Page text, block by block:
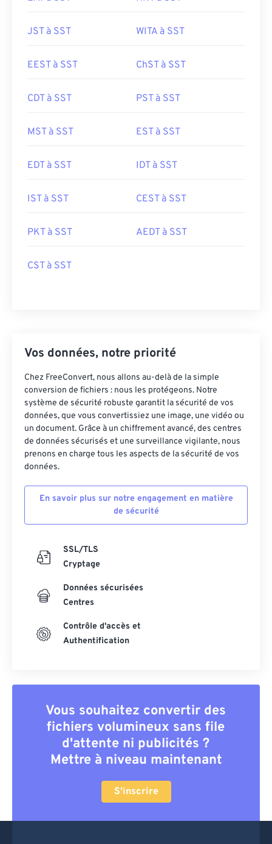
JST à SST WITA à SST
EEST à SST ChST à SST
CDT à SST PST à SST
MST à SST EST à SST
EDT à SST IDT à SST
IST à SST CEST à SST
PKT à SST AEDT à SST
CST à SST
Vos données, notre priorité
Chez FreeConvert, nous allons au-delà de la simple
conversion de fichiers : nous les protégeons. Notre
système de sécurité robuste garantit la sécurité de vos
données, que vous convertissiez une image, une vidéo ou
un document. Grâce à un chiffrement avancé, des centres
de données sécurisés et une surveillance vigilante, nous
prenons en charge tous les aspects de la sécurité de vos
données.
En savoir plus sur notre engagement en matière
de sécurité
SSL/TLS
Cryptage
Données sécurisées
Centres
Contrôle d'accès et
Authentification
Vous souhaitez convertir des
fichiers volumineux sans file
d'attente ni publicités ?
Mettre à niveau maintenant
S'inscrire